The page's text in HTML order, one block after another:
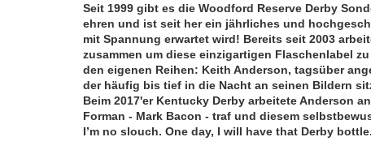
Seit 1999 gibt es die Woodford Reserve Derby
ehren und ist seit her ein jährliches und
mit Spannung erwartet wird! Bereits seit 2003
zusammen um diese einzigartigen Flaschenlabel
den eigenen Reihen: Keith Anderson, tagsüber
der häufig bis tief in die Nacht an seinen Bildern
Beim 2017'er Kentucky Derby arbeitete Anderson
Forman - Mark Bacon - traf und diesem
I’m no slouch. One day, I will have that Derby